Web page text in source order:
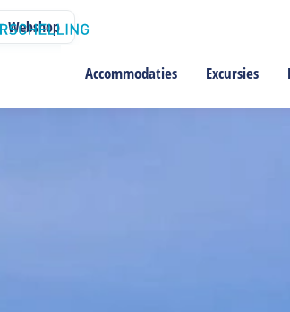
Accommodaties Excursies
Webshop